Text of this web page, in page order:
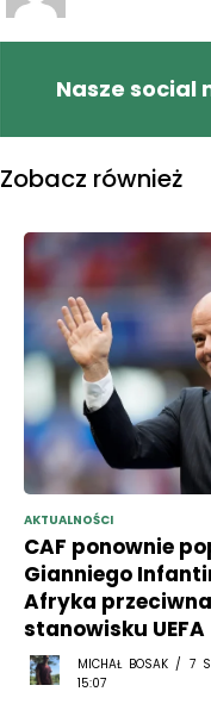
Nasze social
Zobacz również
AKTUALNOŚCI
CAF ponownie
Gianniego
Afryka przeciwna
stanowisku UEFA
MICHAŁ BOSAK / 7
15:07